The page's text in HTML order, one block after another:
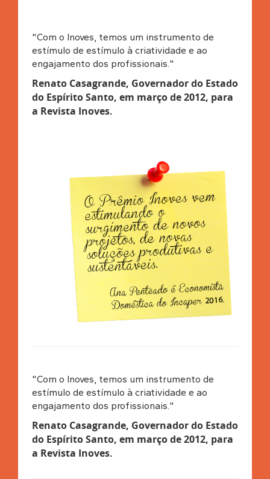
"Com o Inoves, temos um instrumento de
estímulo de estímulo à criatividade e ao
engajamento dos profissionais."
Renato Casagrande, Governador do Estado
do Espírito Santo, em março de 2012, para
a Revista Inoves.
"Com o Inoves, temos um instrumento de
estímulo de estímulo à criatividade e ao
engajamento dos profissionais."
Renato Casagrande, Governador do Estado
do Espírito Santo, em março de 2012, para
a Revista Inoves.